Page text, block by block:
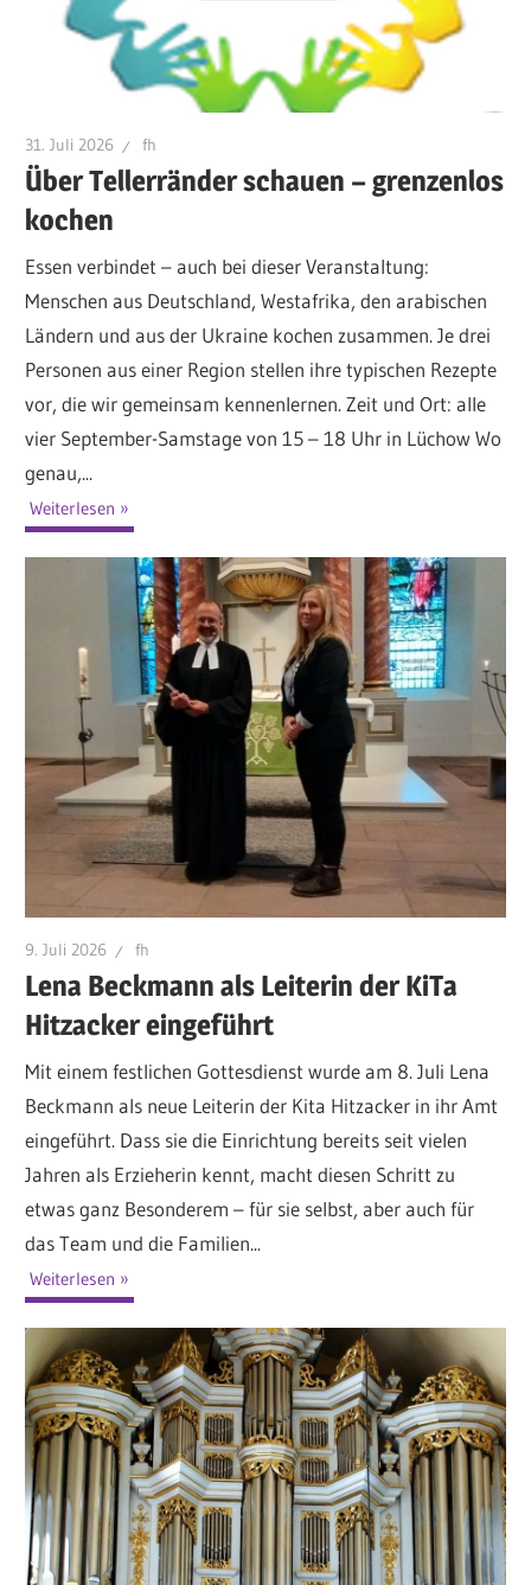
31. Juli 2026 fh
Über Tellerränder schauen – grenzenlos
kochen
Essen verbindet – auch bei dieser Veranstaltung:
Menschen aus Deutschland, Westafrika, den arabischen
Ländern und aus der Ukraine kochen zusammen. Je drei
Personen aus einer Region stellen ihre typischen Rezepte
vor, die wir gemeinsam kennenlernen. Zeit und Ort: alle
vier September-Samstage von 15 – 18 Uhr in Lüchow Wo
genau,...
Weiterlesen
9. Juli 2026 fh
Lena Beckmann als Leiterin der KiTa
Hitzacker eingeführt
Mit einem festlichen Gottesdienst wurde am 8. Juli Lena
Beckmann als neue Leiterin der Kita Hitzacker in ihr Amt
eingeführt. Dass sie die Einrichtung bereits seit vielen
Jahren als Erzieherin kennt, macht diesen Schritt zu
etwas ganz Besonderem – für sie selbst, aber auch für
das Team und die Familien...
Weiterlesen